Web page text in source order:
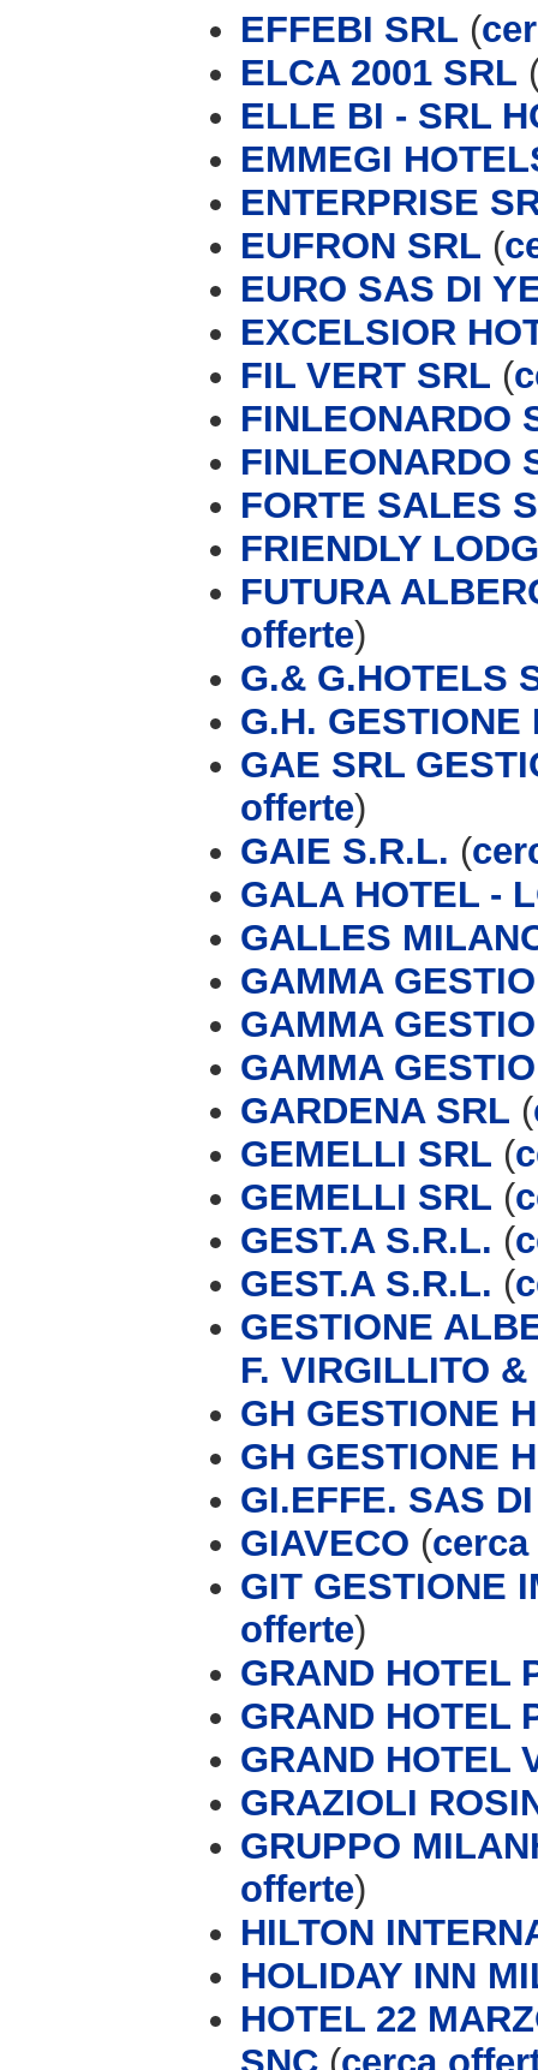
EFFEBI SRL (
ELCA 2001 SRL
ELLE BI - SRL
EMMEGI
ENTERPRISE
EUFRON SRL (
EURO SAS DI
EXCELSIOR
FIL VERT SRL (
FINLEONARDO
FINLEONARDO
FORTE SALES
FRIENDLY
FUTURA
offerte)
G.& G.HOTELS
G.H. GESTIONE
GAE SRL
offerte)
GAIE S.R.L. (
GALA HOTEL -
GALLES
GAMMA
GAMMA
GAMMA
GARDENA SRL (
GEMELLI SRL (
GEMELLI SRL (
GEST.A S.R.L. (
GEST.A S.R.L. (
GESTIONE
F. VIRGILLITO &
GH GESTIONE
GH GESTIONE
GI.EFFE. SAS
GIAVECO (
GIT GESTIONE
offerte)
GRAND HOTEL
GRAND HOTEL
GRAND HOTEL
GRAZIOLI
GRUPPO
offerte)
HILTON
HOLIDAY INN
HOTEL 22